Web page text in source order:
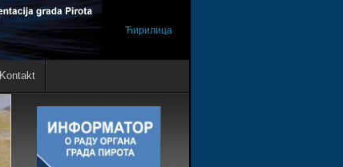
Ћирилица
Kontakt